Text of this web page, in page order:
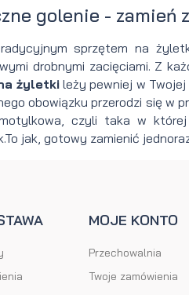
golenie - zamień
sprzętem na
drobnymi zacięciami. Z
żyletki leży pewniej w
obowiązku przerodzi się w
czyli taka w
jak, gotowy zamienić
MOJE KONTO
Przechowalnia
Twoje zamówienia